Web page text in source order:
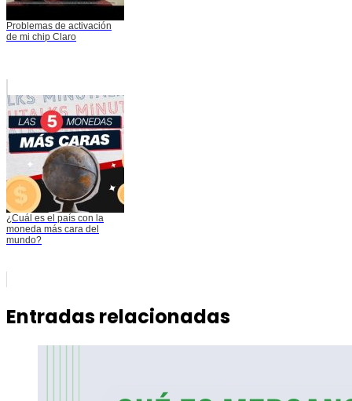
Problemas de activación
de mi chip Claro
¿Cuál es el país con la
moneda más cara del
mundo?
Entradas relacionadas